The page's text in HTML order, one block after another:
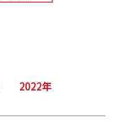
2022年